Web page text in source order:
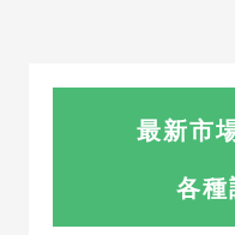
最新市
各種